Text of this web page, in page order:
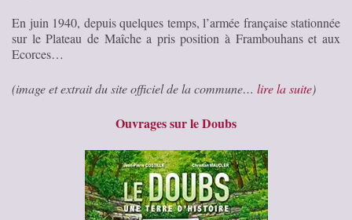
En juin 1940, depuis quelques temps, l’armée française stationnée
sur le Plateau de Maîche a pris position à Frambouhans et aux
Ecorces…
(image et extrait du site officiel de la commune… lire la suite)
Ouvrages sur le Doubs